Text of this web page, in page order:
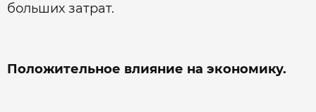
больших затрат.
Положительное влияние на экономику.